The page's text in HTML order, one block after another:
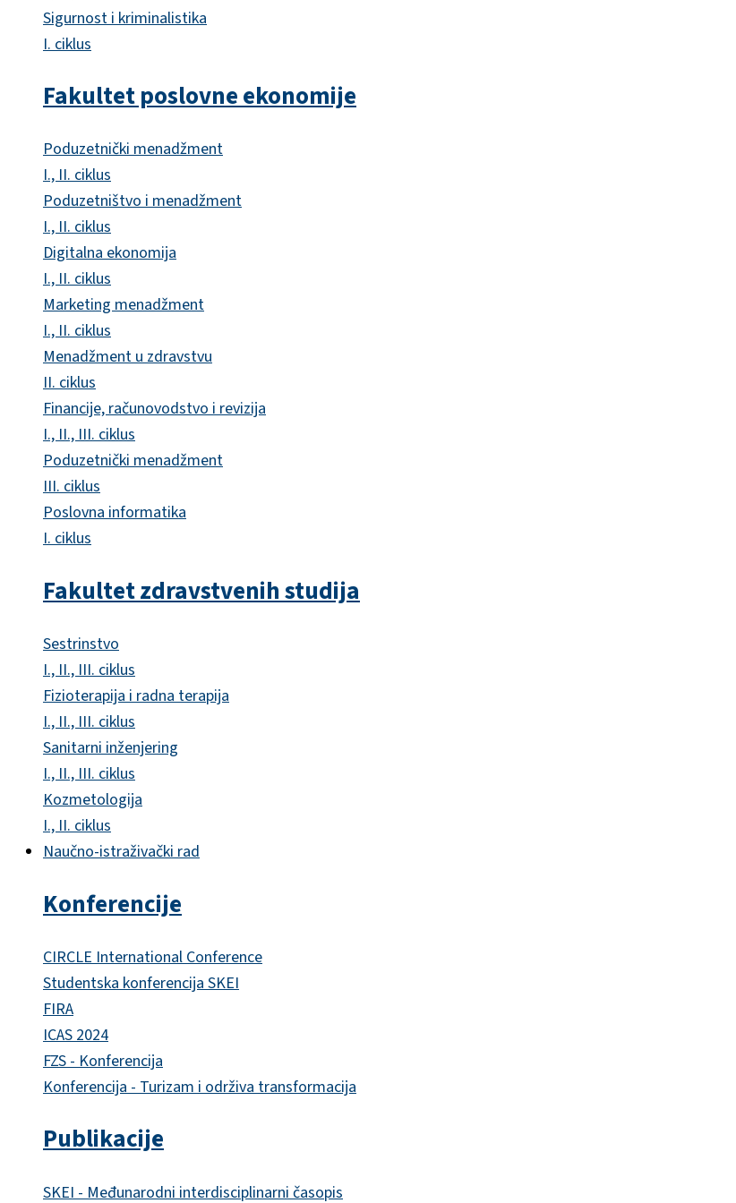
Sigurnost i kriminalistika
I. ciklus
Fakultet poslovne ekonomije
Poduzetnički menadžment
I., II. ciklus
Poduzetništvo i menadžment
I., II. ciklus
Digitalna ekonomija
I., II. ciklus
Marketing menadžment
I., II. ciklus
Menadžment u zdravstvu
II. ciklus
Financije, računovodstvo i revizija
I., II., III. ciklus
Poduzetnički menadžment
III. ciklus
Poslovna informatika
I. ciklus
Fakultet zdravstvenih studija
Sestrinstvo
I., II., III. ciklus
Fizioterapija i radna terapija
I., II., III. ciklus
Sanitarni inženjering
I., II., III. ciklus
Kozmetologija
I., II. ciklus
Naučno-istraživački rad
Konferencije
CIRCLE International Conference
Studentska konferencija SKEI
FIRA
ICAS 2024
FZS - Konferencija
Konferencija - Turizam i održiva transformacija
Publikacije
SKEI - Međunarodni interdisciplinarni časopis